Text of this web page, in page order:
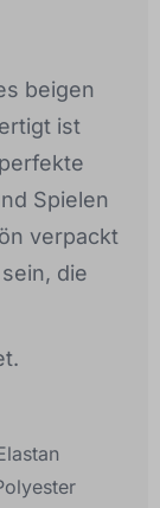
beigen
ist
Spielen
verpackt
die